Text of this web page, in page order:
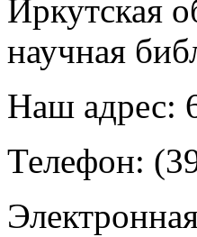
Иркутская
научная
Наш адрес:
Телефон: